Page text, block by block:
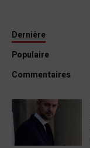
Dernière
Populaire
Commentaires